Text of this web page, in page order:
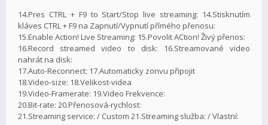
14.Pres CTRL + F9 to Start/Stop live streaming: 14.Stisknutím
kláves CTRL + F9 na Zapnutí/Vypnutí přímého přenosu:
15.Enable Action! Live Streaming: 15.Povolit ACtion! Živý přenos:
16.Record streamed video to disk: 16.Streamované video
nahrát na disk:
17.Auto-Reconnect: 17.Automaticky zonvu připojit
18.Video-size: 18.Velikost-videa
19.Video-Framerate: 19.Video Frekvence:
20.Bit-rate: 20.Přenosová-rychlost:
21.Streaming service: / Custom 21.Streaming služba: / Vlastní: